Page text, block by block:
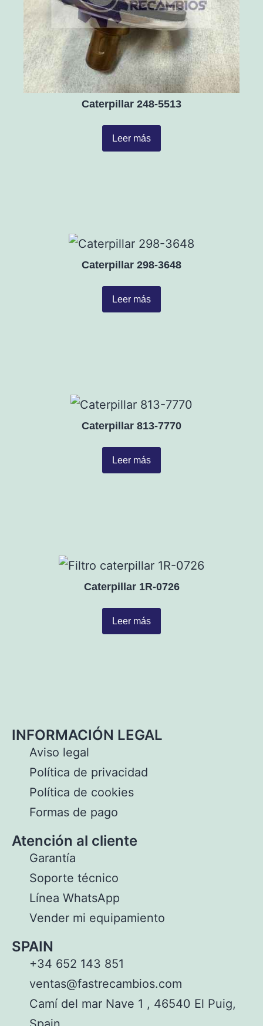
Caterpillar 248-5513
Leer más
Caterpillar 298-3648
Leer más
Caterpillar 813-7770
Leer más
Caterpillar 1R-0726
Leer más
INFORMACIÓN LEGAL
Aviso legal
Política de privacidad
Política de cookies
Formas de pago
Atención al cliente
Garantía
Soporte técnico
Línea WhatsApp
Vender mi equipamiento
SPAIN
+34 652 143 851
ventas@fastrecambios.com
Camí del mar Nave 1 , 46540 El Puig,